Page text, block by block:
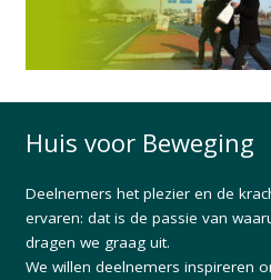
Huis voor Beweging
Deelnemers het plezier en de
ervaren: dat is de passie van
dragen we graag uit.
We willen deelnemers inspireren